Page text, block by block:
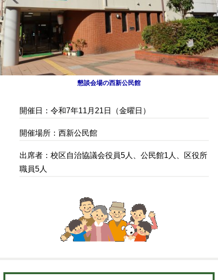
懇談会場の西新公民館
開催日：令和7年11月21日（金曜日）
開催場所：西新公民館
出席者：校区自治協議会役員5人、公民館1人、区役所
職員5人